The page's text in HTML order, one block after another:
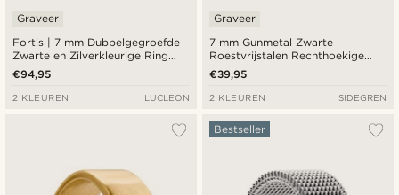
Fortis | 7 mm Dubbelgegroefde
Zwarte en Zilverkleurige Ring
van Damascusstaal en Titanium
Graveer
€94,95
2 KLEUREN LUCLEON
7 mm Gunmetal Zwarte
Roestvrijstalen Rechthoekige
Zegelring
Graveer
€39,95
2 KLEUREN SIDEGREN
Bestseller